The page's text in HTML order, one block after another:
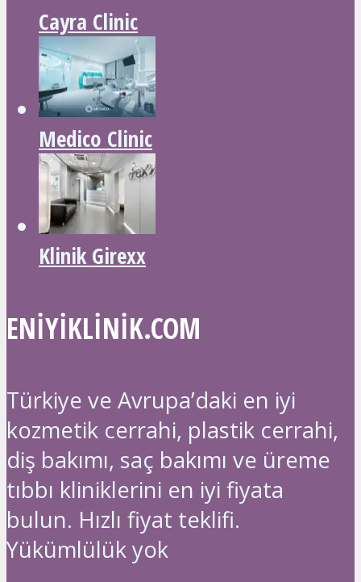
Cayra Clinic
Medico Clinic
Klinik Girexx
ENIYIKLINIK.COM
Türkiye ve Avrupa’daki en iyi
kozmetik cerrahi, plastik cerrahi,
diş bakımı, saç bakımı ve üreme
tıbbı kliniklerini en iyi fiyata
bulun. Hızlı fiyat teklifi.
Yükümlülük yok